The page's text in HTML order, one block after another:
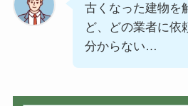
古くなった建物を
ど、どの業者に依
分からない…